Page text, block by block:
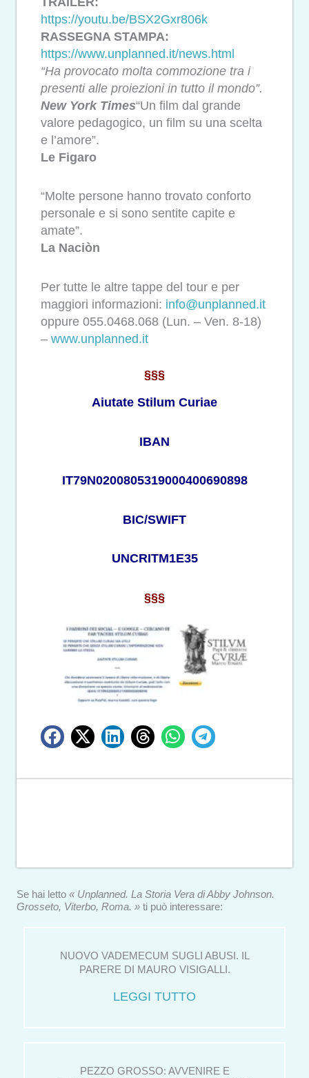
https://youtu.be/BSX2Gxr806k
RASSEGNA STAMPA:
https://www.unplanned.it/news.html
“Ha provocato molta commozione tra i
presenti alle proiezioni in tutto il mondo”.
New York Times“Un film dal grande
valore pedagogico, un film su una scelta
e l’amore”.
Le Figaro
“Molte persone hanno trovato conforto
personale e si sono sentite capite e
amate”.
La Naciòn
Per tutte le altre tappe del tour e per
maggiori informazioni: info@unplanned.it
oppure 055.0468.068 (Lun. – Ven. 8-18)
– www.unplanned.it
§§§
Aiutate Stilum Curiae
IBAN
IT79N0200805319000400690898
BIC/SWIFT
UNCRITM1E35
§§§
Se hai letto « Unplanned. La Storia Vera di Abby Johnson.
Grosseto, Viterbo, Roma. » ti può interessare:
NUOVO VADEMECUM SUGLI ABUSI. IL
PARERE DI MAURO VISIGALLI.
LEGGI TUTTO
PEZZO GROSSO: AVVENIRE E